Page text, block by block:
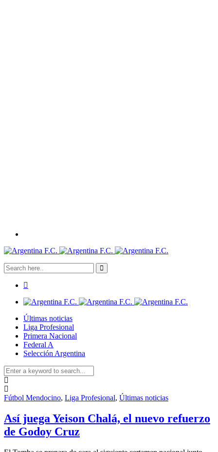
Últimas noticias
Liga Profesional
Primera Nacional
Federal A
Selección Argentina
Fútbol Mendocino, Liga Profesional, Últimas noticias
Así juega Yeison Chalá, el nuevo refuerzo
de Godoy Cruz